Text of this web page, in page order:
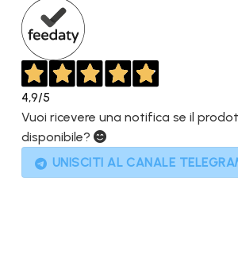
4,9/5
Vuoi ricevere una notifica se il
disponibile?
UNISCITI AL CANALE